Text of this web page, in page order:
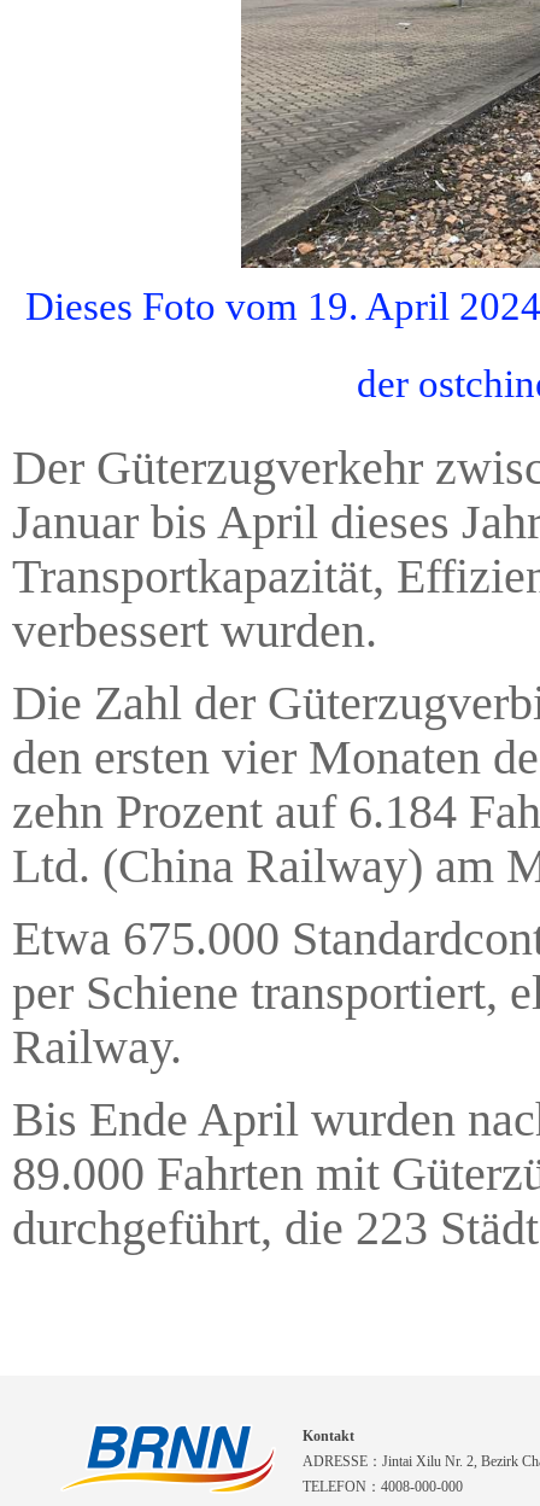
Dieses Foto vom 19. April
der
Der Güterzugverkehr
Januar bis April dieses
Transportkapazität,
verbessert wurden.
Die Zahl der
den ersten vier Monaten
zehn Prozent auf 6.184
Ltd. (China Railway) am
Etwa 675.000
per Schiene transportiert,
Railway.
Bis Ende April wurden
89.000 Fahrten mit
durchgeführt, die 223
Kontakt
ADRESSE：Jintai Xilu Nr. 2, Bezirk
TELEFON：4008-000-000